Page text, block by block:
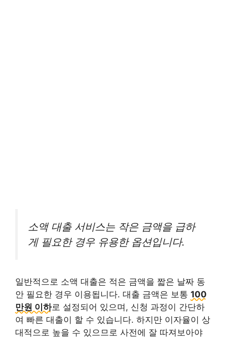
소액 대출 서비스는 작은 금액을 급하
게 필요한 경우 유용한 옵션입니다.
일반적으로 소액 대출은 적은 금액을 짧은 날짜 동
안 필요한 경우 이용됩니다. 대출 금액은 보통 100
만원 이하로 설정되어 있으며, 신청 과정이 간단하
여 빠른 대출이 할 수 있습니다. 하지만 이자율이 상
대적으로 높을 수 있으므로 사전에 잘 따져보아야